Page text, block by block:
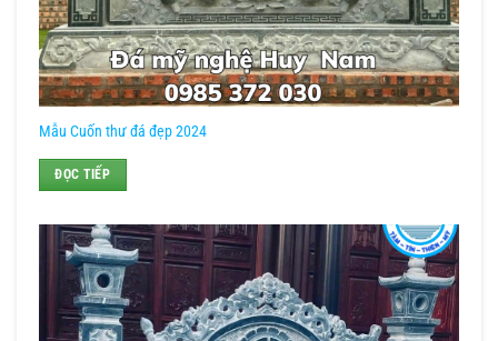
Mẫu Cuốn thư đá đẹp 2024
ĐỌC TIẾP